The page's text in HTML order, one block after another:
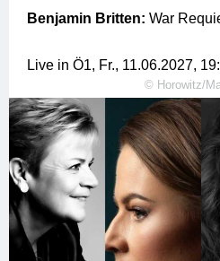
Benjamin Britten: War
Live in Ö1, Fr., 11.06.2027,
© Horowitz/